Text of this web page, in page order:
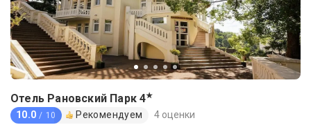
Отель Рановский Парк 4★
10.0 / 10 Рекомендуем 4 оценки